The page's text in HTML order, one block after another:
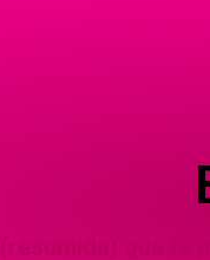
que te